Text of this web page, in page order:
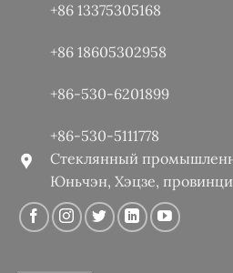
+86 13375305168
+86 18605302958
+86-530-6201899
+86-530-5111778
Стеклянный
Юньчэн, Хэцзе,